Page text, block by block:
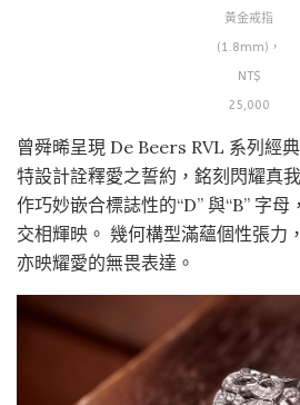
黃金戒指
(1.8mm)，
NT$
25,000
曾舜晞呈現 De Beers RVL 系列經
特設計詮釋愛之誓約，銘刻閃耀真
作巧妙嵌合標誌性的“D” 與“B” 字
交相輝映。 幾何構型滿蘊個性張力
亦映耀愛的無畏表達。